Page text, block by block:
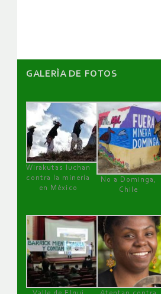
GALERÌA DE FOTOS
Wirakutas luchan
contra la minería
en México
No a Dominga,
Chile